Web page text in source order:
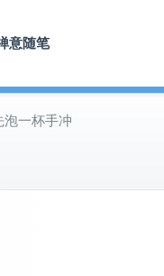
意随笔
一杯手冲